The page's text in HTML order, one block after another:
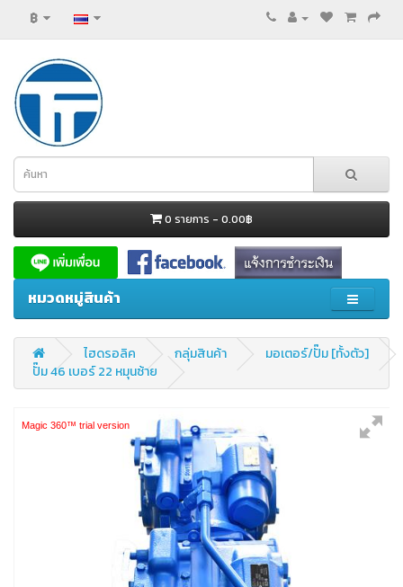
฿
0 รายการ - 0.00฿
หมวดหมู่สินค้า
ไฮดรอลิค กลุ่มสินค้า
มอเตอร์/ปั๊ม [ทั้งตัว]
ปั๊ม 46 เบอร์ 22 หมุนซ้าย
Magic 360™ trial version